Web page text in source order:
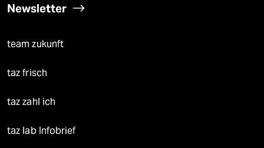
Newsletter
team zukunft
taz frisch
taz zahl ich
taz lab Infobrief